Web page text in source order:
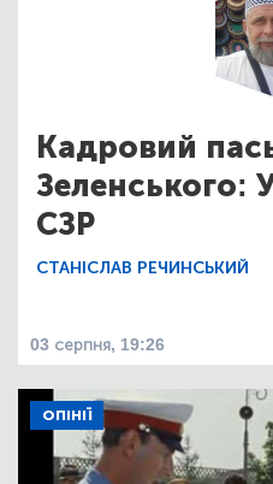
Кадровий
Зеленського:
СЗР
СТАНІСЛАВ РЕЧИНСЬКИЙ
03 серпня, 19:26
ОПІНІЇ